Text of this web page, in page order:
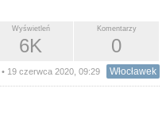
Komentarzy
0
Wyświetleń
6K
• 19 czerwca 2020, 09:29 Włocławek